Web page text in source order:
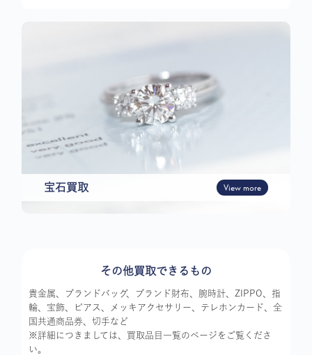
宝石買取 View more
その他買取できるもの
貴金属、ブランドバッグ、ブランド財布、腕時計、ZIPPO、指
輪、宝飾、ピアス、メッキアクセサリー、テレホンカード、全
国共通商品券、切手など
※詳細につきましては、買取品目一覧のページをご覧くださ
い。